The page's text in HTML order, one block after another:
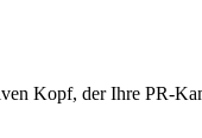
Kopf, der Ihre PR-